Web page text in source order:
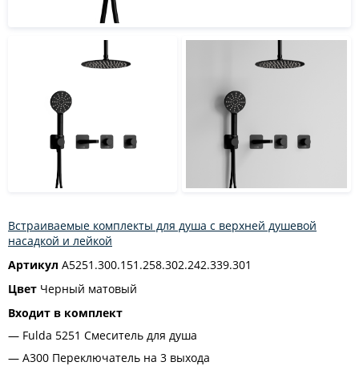
Встраиваемые комплекты для душа с верхней душевой
насадкой и лейкой
Артикул A5251.300.151.258.302.242.339.301
Цвет Черный матовый
Входит в комплект
Fulda 5251 Смеситель для душа
A300 Переключатель на 3 выхода